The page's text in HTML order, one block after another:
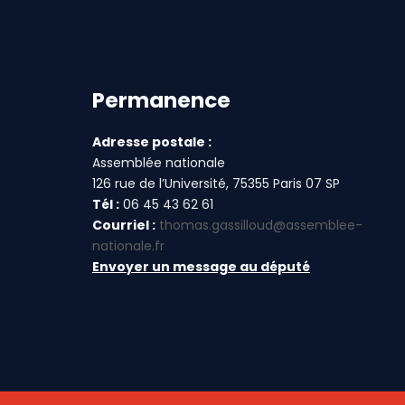
Permanence
Adresse postale :
Assemblée nationale
126 rue de l’Université, 75355 Paris 07 SP
Tél : 06 45 43 62 61
Courriel : thomas.gassilloud@assemblee-
nationale.fr
Envoyer un message au député